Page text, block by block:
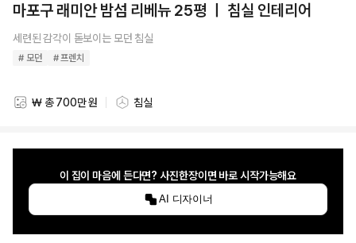
마포구 래미안 밤섬 리베뉴 25평 ㅣ 침실 인테리어
세련된 감각이 돋보이는 모던 침실
# 모던 # 프렌치
스타일링 비용
₩ 총 700만 원 스타일링 공간
침실
이 집이 마음에 든다면? 사진한장이면 바로 시작가능해요
AI 디자이너